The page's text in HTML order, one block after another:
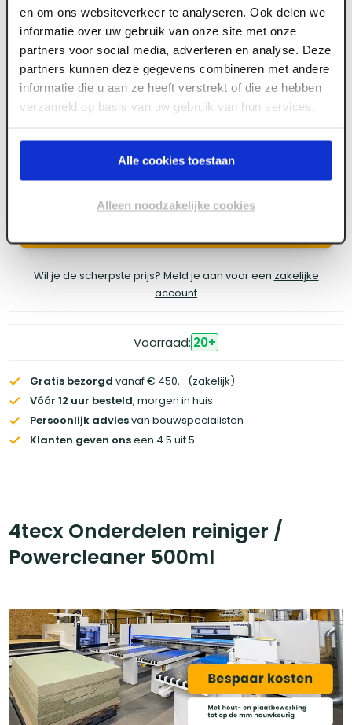
en om ons websiteverkeer te analyseren. Ook delen we
informatie over uw gebruik van onze site met onze
partners voor social media, adverteren en analyse. Deze
partners kunnen deze gegevens combineren met andere
informatie die u aan ze heeft verstrekt of die ze hebben
verzameld op basis van uw gebruik van hun services.
Alle cookies toestaan
Alleen noodzakelijke cookies
ART005984
4tecx Onderdelen reiniger / Powercleaner
500ml
Meld je aan of maak een account aan om toegang
te krijgen tot de prijzen.
Wil je de scherpste prijs? Meld je aan voor een zakelijke
account
Voorraad: 20+
Gratis bezorgd vanaf € 450,- (zakelijk)
Vóór 12 uur besteld, morgen in huis
Persoonlijk adviesvan bouwspecialisten
Klanten geven onseen 4.5 uit 5
4tecx Onderdelen reiniger /
Powercleaner 500ml